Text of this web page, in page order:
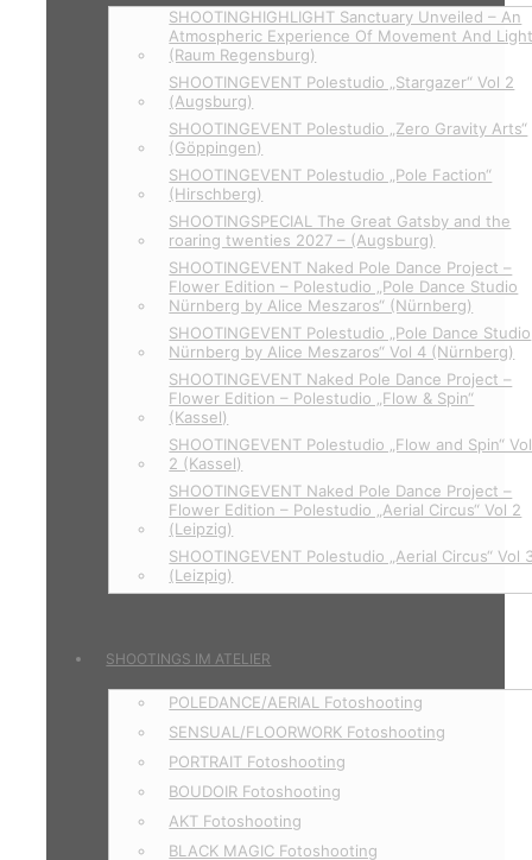
SHOOTINGHIGHLIGHT Sanctuary Unveiled – An
Atmospheric Experience Of Movement And
(Raum Regensburg)
SHOOTINGEVENT Polestudio „Stargazer“ Vol 2
(Augsburg)
SHOOTINGEVENT Polestudio „Zero Gravity Arts“
(Göppingen)
SHOOTINGEVENT Polestudio „Pole Faction“
(Hirschberg)
SHOOTINGSPECIAL The Great Gatsby and the
roaring twenties 2027 – (Augsburg)
SHOOTINGEVENT Naked Pole Dance Project –
Flower Edition – Polestudio „Pole Dance Studio
Nürnberg by Alice Meszaros“ (Nürnberg)
SHOOTINGEVENT Polestudio „Pole Dance Studio
Nürnberg by Alice Meszaros“ Vol 4 (Nürnberg)
SHOOTINGEVENT Naked Pole Dance Project –
Flower Edition – Polestudio „Flow & Spin“
(Kassel)
SHOOTINGEVENT Polestudio „Flow and Spin“ Vol
2 (Kassel)
SHOOTINGEVENT Naked Pole Dance Project –
Flower Edition – Polestudio „Aerial Circus“ Vol 2
(Leipzig)
SHOOTINGEVENT Polestudio „Aerial Circus“ Vol
(Leizpig)
SHOOTINGS IM ATELIER
POLEDANCE/AERIAL Fotoshooting
SENSUAL/FLOORWORK Fotoshooting
PORTRAIT Fotoshooting
BOUDOIR Fotoshooting
AKT Fotoshooting
BLACK MAGIC Fotoshooting